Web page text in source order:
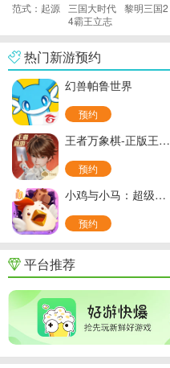
范式：起源
三国大时代
4霸王立志
黎明三国2
热门新游预约
幻兽帕鲁世界
预约
王者万象棋-正版王者英雄自走棋
预约
小鸡与小马：超级派对-超级鸡马
预约
平台推荐